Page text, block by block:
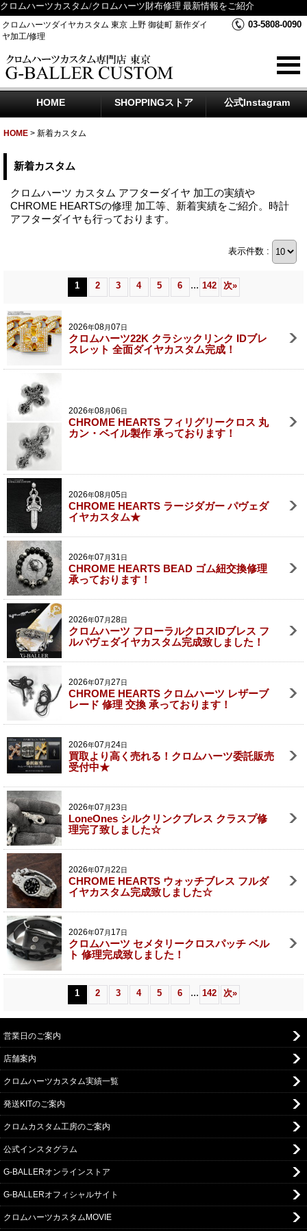
クロムハーツカスタム/クロムハーツ財布修理 最新情報をご紹介
クロムハーツダイヤカスタム 東京 上野 御徒町 新作ダイ
ヤ加工/修理
03-5808-0090
HOME SHOPPINGストア 公式Instagram
HOME > 新着カスタム
新着カスタム
クロムハーツ カスタム アフターダイヤ 加工の実績や
CHROME HEARTSの修理 加工等、新着実績をご紹介。時計
アフターダイヤも行っております。
表示件数 :
1 2 3 4 5 6 ... 142 次»
2026年08月 07 日
クロムハーツ22K クラシックリンク IDブレ
スレット 全面ダイヤカスタム完成！
2026年08月 06 日
CHROME HEARTS フィリグリークロス 丸
カン・ベイル製作 承っております！
2026年08月 05日
CHROME HEARTS ラージダガー パヴェダ
イヤカスタム★
2026年07月 31 日
CHROME HEARTS BEAD ゴム紐交換修理
承っております！
2026年07月 28日
クロムハーツ フローラルクロスIDブレス フ
ルパヴェダイヤカスタム完成致しました！
2026年07月 27 日
CHROME HEARTS クロムハーツ レザーブ
レード 修理 交換 承っております！
2026年07月 24日
買取より高く売れる！クロムハーツ委託販売
受付中★
2026年07月 23日
LoneOnes シルクリンクブレス クラスプ修
理完了致しました☆
2026年07月 22 日
CHROME HEARTS ウォッチブレス フルダ
イヤカスタム完成致しました☆
2026年07月 17 日
クロムハーツ セメタリークロスパッチ ベル
ト 修理完成致しました！
1 2 3 4 5 6 ... 142 次»
営業日のご案内
店舗案内
クロムハーツカスタム実績一覧
発送KITのご案内
クロムカスタム工房のご案内
公式インスタグラム
G-BALLERオンラインストア
G-BALLERオフィシャルサイト
クロムハーツカスタムMOVIE